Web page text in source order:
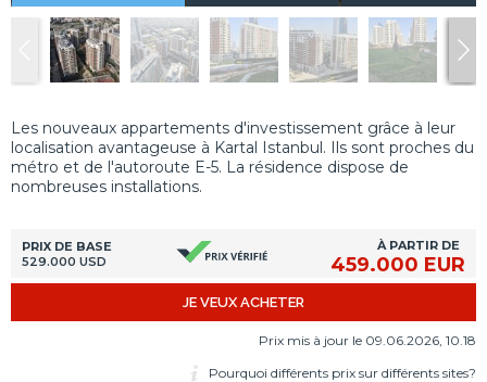
Les nouveaux appartements d'investissement grâce à leur
localisation avantageuse à Kartal Istanbul. Ils sont proches du
métro et de l'autoroute E-5. La résidence dispose de
nombreuses installations.
PRIX DE BASE
529.000 USD
À PARTIR DE
459.000 EUR
JE VEUX ACHETER
Prix mis à jour le 09.06.2026, 10.18
Pourquoi différents prix sur différents sites?